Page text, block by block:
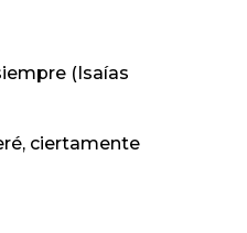
(Isaías
ciertamente